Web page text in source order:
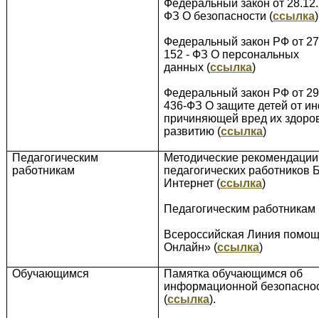
Федеральный закон от
ФЗ О безопасности (ссылка)
Федеральный закон РФ от
152 - ФЗ О персональных
данных (ссылка)
Федеральный закон РФ от
436-ФЗ О защите детей от
причиняющей вред их
развитию (ссылка)
Педагогическим
работникам
Методические
педагогических работников
Интернет (ссылка)
Педагогическим работникам
Всероссийская Линия
Онлайн» (ссылка)
Обучающимся
Памятка обучающимся об
информационной
(ссылка).